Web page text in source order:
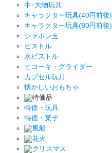
中･大物玩具
キャラクター玩具(40円前後)
キャラクター玩具(80円前後)
シャボン玉
ピストル
水ピストル
ヒコーキ・グライダー
カプセル玩具
懐かしいおもちゃ
特価品
特価・玩具
特価・菓子
風船
花火
クリスマス